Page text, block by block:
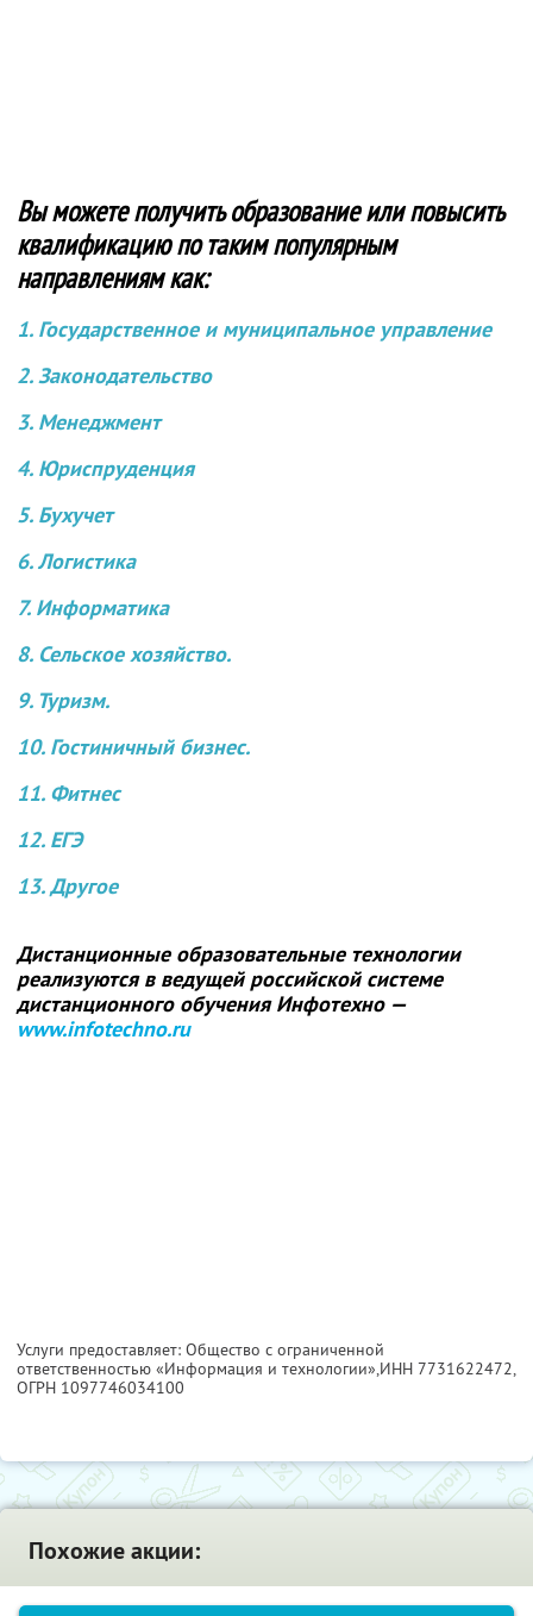
Вы можете получить образование или повысить
квалификацию по таким популярным
направлениям как:
1. Государственное и муниципальное управление
2. Законодательство
3. Менеджмент
4. Юриспруденция
5. Бухучет
6. Логистика
7. Информатика
8. Сельское хозяйство.
9. Туризм.
10. Гостиничный бизнес.
11. Фитнес
12. ЕГЭ
13. Другое
Дистанционные образовательные технологии
реализуются в ведущей российской системе
дистанционного обучения Инфотехно —
www.infotechno.ru
Услуги предоставляет: Общество с ограниченной
ответственностью «Информация и технологии»,ИНН 7731622472,
ОГРН 1097746034100
Похожие акции: